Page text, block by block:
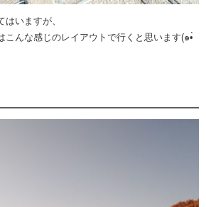
いますが、
こんな感じのレイアウトで行くと思います(๑•̀